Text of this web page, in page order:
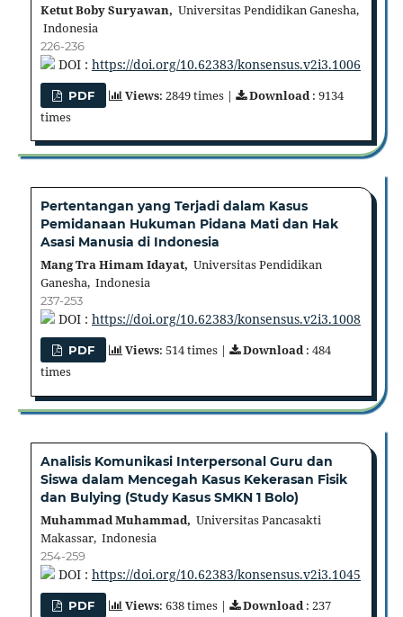
Ketut Boby Suryawan, Universitas Pendidikan Ganesha,
Indonesia
226-236
DOI : https://doi.org/10.62383/konsensus.v2i3.1006
PDF Views: 2849 times | Download : 9134
times
Pertentangan yang Terjadi dalam Kasus
Pemidanaan Hukuman Pidana Mati dan Hak
Asasi Manusia di Indonesia
Mang Tra Himam Idayat, Universitas Pendidikan
Ganesha, Indonesia
237-253
DOI : https://doi.org/10.62383/konsensus.v2i3.1008
PDF Views: 514 times | Download: 484
times
Analisis Komunikasi Interpersonal Guru dan
Siswa dalam Mencegah Kasus Kekerasan Fisik
dan Bulying (Study Kasus SMKN 1 Bolo)
Muhammad Muhammad, Universitas Pancasakti
Makassar, Indonesia
254-259
DOI : https://doi.org/10.62383/konsensus.v2i3.1045
PDF Views: 638 times | Download: 237